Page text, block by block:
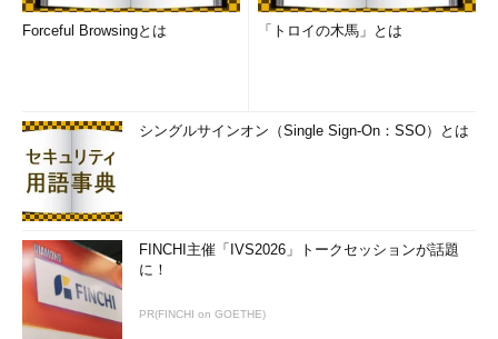
Forceful Browsingとは 「トロイの木馬」とは
シングルサインオン（Single Sign-On：SSO）とは
FINCHI主催「IVS2026」トークセッションが話題
に！
PR(FINCHI on GOETHE)